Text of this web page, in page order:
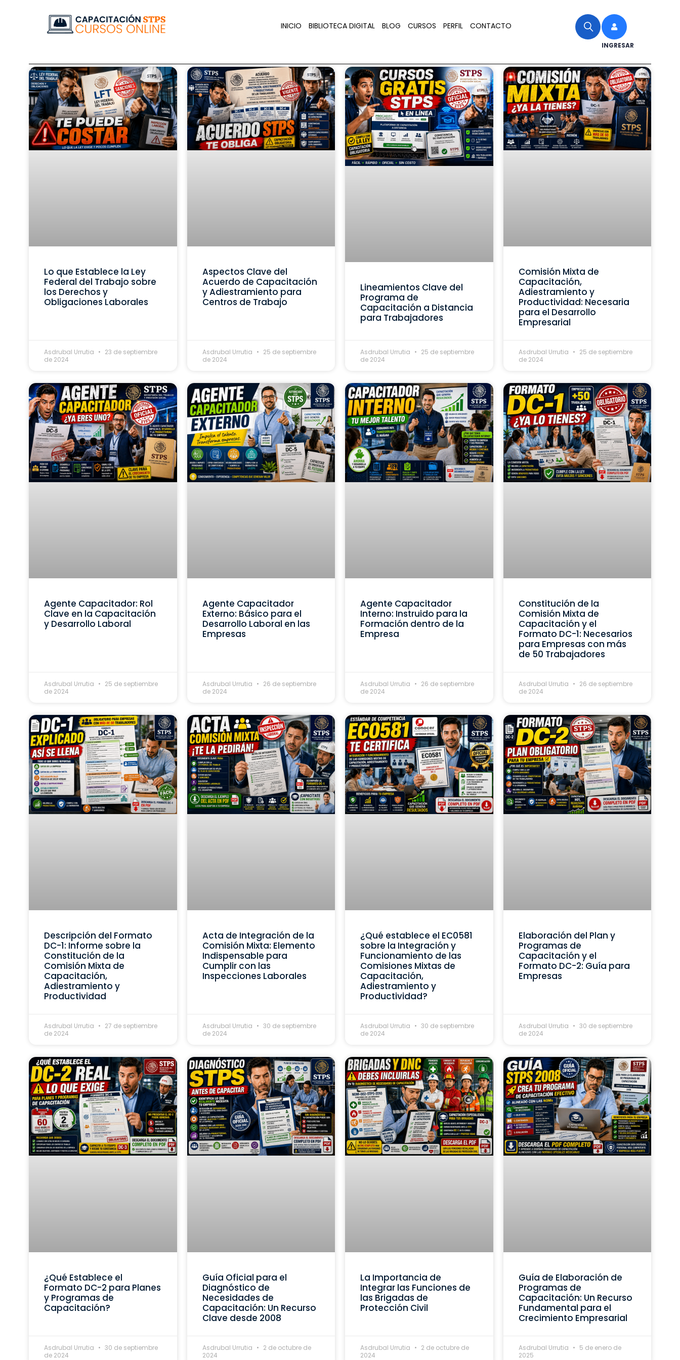
INICIO BIBLIOTECA DIGITAL BLOG CURSOS PERFIL CONTACTO
INGRESAR
Lo que Establece la Ley
Federal del Trabajo sobre
los Derechos y
Obligaciones Laborales
Asdrubal Urrutia
23 de septiembre
de 2024
Aspectos Clave del
Acuerdo de Capacitación
y Adiestramiento para
Centros de Trabajo
Asdrubal Urrutia
25 de septiembre
de 2024
Lineamientos Clave del
Programa de
Capacitación a Distancia
para Trabajadores
Asdrubal Urrutia
25 de septiembre
de 2024
Comisión Mixta de
Capacitación,
Adiestramiento y
Productividad: Necesaria
para el Desarrollo
Empresarial
Asdrubal Urrutia
25 de septiembre
de 2024
Agente Capacitador: Rol
Clave en la Capacitación
y Desarrollo Laboral
Asdrubal Urrutia
25 de septiembre
de 2024
Agente Capacitador
Externo: Básico para el
Desarrollo Laboral en las
Empresas
Asdrubal Urrutia
26 de septiembre
de 2024
Agente Capacitador
Interno: Instruido para la
Formación dentro de la
Empresa
Asdrubal Urrutia
26 de septiembre
de 2024
Constitución de la
Comisión Mixta de
Capacitación y el
Formato DC-1: Necesarios
para Empresas con más
de 50 Trabajadores
Asdrubal Urrutia
26 de septiembre
de 2024
Descripción del Formato
DC-1: Informe sobre la
Constitución de la
Comisión Mixta de
Capacitación,
Adiestramiento y
Productividad
Asdrubal Urrutia
27 de septiembre
de 2024
Acta de Integración de la
Comisión Mixta: Elemento
Indispensable para
Cumplir con las
Inspecciones Laborales
Asdrubal Urrutia
30 de septiembre
de 2024
¿Qué establece el EC0581
sobre la Integración y
Funcionamiento de las
Comisiones Mixtas de
Capacitación,
Adiestramiento y
Productividad?
Asdrubal Urrutia
30 de septiembre
de 2024
Elaboración del Plan y
Programas de
Capacitación y el
Formato DC-2: Guía para
Empresas
Asdrubal Urrutia
30 de septiembre
de 2024
¿Qué Establece el
Formato DC-2 para Planes
y Programas de
Capacitación?
Asdrubal Urrutia
30 de septiembre
de 2024
Guía Oficial para el
Diagnóstico de
Necesidades de
Capacitación: Un Recurso
Clave desde 2008
Asdrubal Urrutia
2 de octubre de
2024
La Importancia de
Integrar las Funciones de
las Brigadas de
Protección Civil
Asdrubal Urrutia
2 de octubre de
2024
Guía de Elaboración de
Programas de
Capacitación: Un Recurso
Fundamental para el
Crecimiento Empresarial
Asdrubal Urrutia
5 de enero de
2025